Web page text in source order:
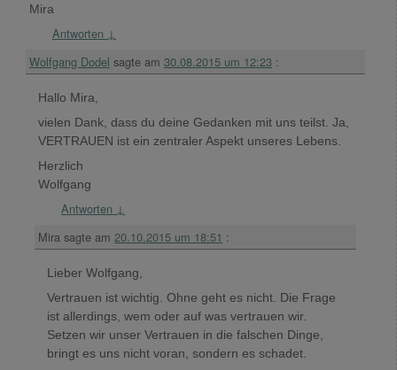
Mira
Antworten ↓
Wolfgang Dodel sagte am 30.08.2015 um 12:23 :
Hallo Mira,
vielen Dank, dass du deine Gedanken mit uns teilst. Ja,
VERTRAUEN ist ein zentraler Aspekt unseres Lebens.
Herzlich
Wolfgang
Antworten ↓
Mira sagte am 20.10.2015 um 18:51 :
Lieber Wolfgang,
Vertrauen ist wichtig. Ohne geht es nicht. Die Frage
ist allerdings, wem oder auf was vertrauen wir.
Setzen wir unser Vertrauen in die falschen Dinge,
bringt es uns nicht voran, sondern es schadet.